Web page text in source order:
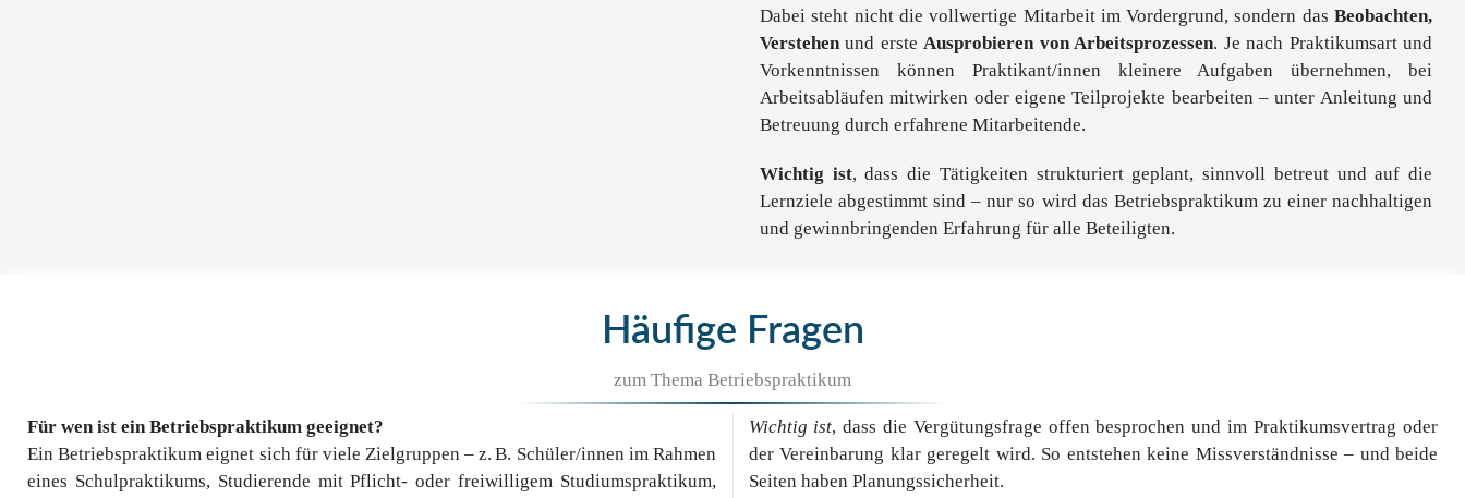
Dabei steht nicht die vollwertige Mitarbeit im Vordergrund, sondern das Beobachten,
Verstehenund ersteAusprobieren von Arbeitsprozessen. Je nach Praktikumsart und
Vorkenntnissen können Praktikant/innen kleinere Aufgaben übernehmen, bei
Arbeitsabläufen mitwirken oder eigene Teilprojekte bearbeiten – unter Anleitung und
Betreuung durch erfahrene Mitarbeitende.
Wichtig ist, dass die Tätigkeiten strukturiert geplant, sinnvoll betreut und auf die
Lernziele abgestimmt sind – nur so wird das Betriebspraktikum zu einer nachhaltigen
und gewinnbringenden Erfahrung für alle Beteiligten.
Häufige Fragen
zum Thema Betriebspraktikum
Für wen ist ein Betriebspraktikum geeignet?
Ein Betriebspraktikum eignet sich für viele Zielgruppen – z. B. Schüler/innen im Rahmen
eines Schulpraktikums, Studierende mit Pflicht- oder freiwilligem Studiumspraktikum,
Wichtig ist, dass die Vergütungsfrage offen besprochen und im Praktikumsvertrag oder
der Vereinbarung klar geregelt wird. So entstehen keine Missverständnisse – und beide
Seiten haben Planungssicherheit.